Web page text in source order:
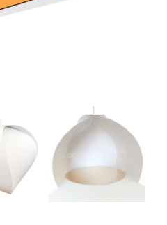
dobozok
dobozok
és
dobozok
csomagolás
gyros
kürtős és
hirdetési eszközök
– DIY
céges ajándék